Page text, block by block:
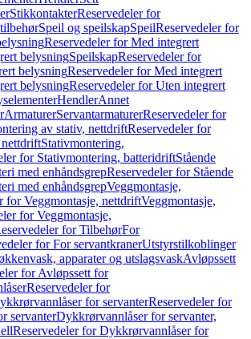
StikkontakterReservedeler for
Speil og speilskapSpeilReservedeler for
Reservedeler for Med integrert
belysningSpeilskapReservedeler for
belysningReservedeler for Med integrert
belysningReservedeler for Uten integrert
HendlerAnnet
ArmaturerServantarmaturerReservedeler for
av stativ, nettdriftReservedeler for
Stativmontering,
for Stativmontering, batteridriftStående
med enhåndsgrepReservedeler for Stående
med enhåndsgrepVeggmontasje,
for Veggmontasje, nettdriftVeggmontasje,
for Veggmontasje,
for TilbehørFor
for For servantkranerUtstyrstilkoblinger
apparater og utslagsvaskAvløpssett
for Avløpssett for
Reservedeler for
for servanterReservedeler for
servanterDykkrørvannlåser for servanter,
Reservedeler for Dykkrørvannlåser for